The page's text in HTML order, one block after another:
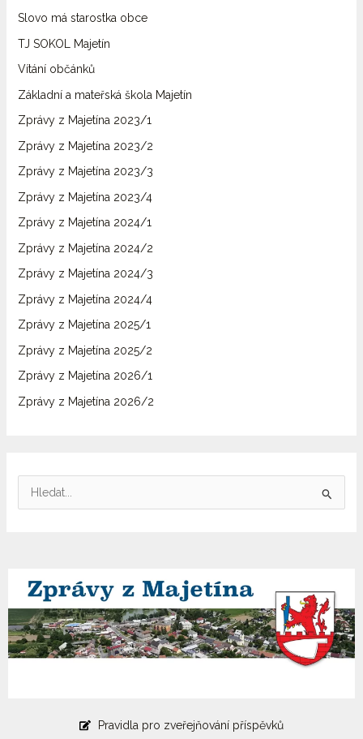
Slovo má starostka obce
TJ SOKOL Majetín
Vítání občánků
Základní a mateřská škola Majetín
Zprávy z Majetína 2023/1
Zprávy z Majetína 2023/2
Zprávy z Majetína 2023/3
Zprávy z Majetína 2023/4
Zprávy z Majetína 2024/1
Zprávy z Majetína 2024/2
Zprávy z Majetína 2024/3
Zprávy z Majetína 2024/4
Zprávy z Majetína 2025/1
Zprávy z Majetína 2025/2
Zprávy z Majetína 2026/1
Zprávy z Majetína 2026/2
d
a
t
Pravidla pro zveřejňování příspěvků